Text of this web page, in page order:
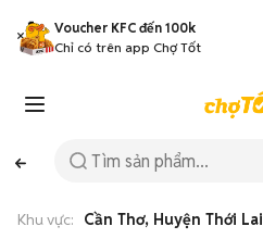
Voucher KFC đến 100k
Chỉ có trên app Chợ Tốt
Khu vực: Cần Thơ, Huyện Thới Lai